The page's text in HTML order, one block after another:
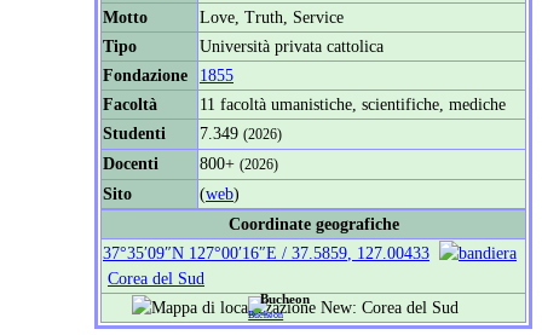
Motto
Love, Truth, Service
Tipo
Università privata cattolica
Fondazione
1855
Facoltà
11 facoltà umanistiche, scientifiche, mediche
Studenti
7.349 (2026)
Docenti 800+ (2026)
Sito (web)
Coordinate geografiche
37°35′09″N 127°00′16″E / 37.5859, 127.00433
Corea del Sud
Bucheon